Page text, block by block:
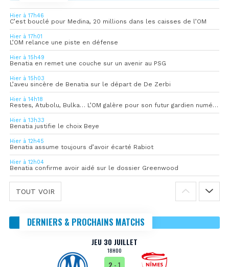
Hier à 17h46
C’est bouclé pour Medina, 20 millions dans les caisses de l’OM
Hier à 17h01
L’OM relance une piste en défense
Hier à 15h49
Benatia en remet une couche sur un avenir au PSG
Hier à 15h03
L’aveu sincère de Benatia sur le départ de De Zerbi
Hier à 14h18
Restes, Atubolu, Bulka… L’OM galère pour son futur gardien numéro 1
Hier à 13h33
Benatia justifie le choix Beye
Hier à 12h45
Benatia assume toujours d’avoir écarté Rabiot
Hier à 12h04
Benatia confirme avoir aidé sur le dossier Greenwood
TOUT VOIR
DERNIERS & PROCHAINS MATCHS
JEU 30 JUILLET
18H00
2 - 1